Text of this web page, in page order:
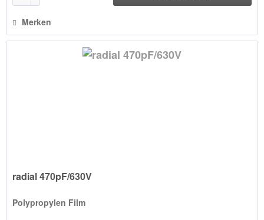
Merken
radial 470pF/630V
Polypropylen Film